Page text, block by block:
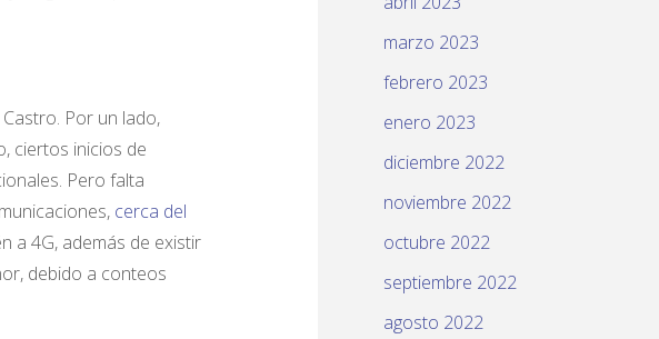
Por un lado,
ciertos inicios de
Pero falta
cerca del
a 4G, además de existir
debido a conteos
marzo 2023
febrero 2023
enero 2023
diciembre 2022
noviembre 2022
octubre 2022
septiembre 2022
agosto 2022